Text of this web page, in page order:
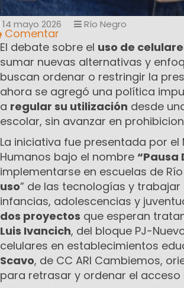
14 mayo 2026 Río Negro
Comentar
El debate sobre el uso de
sumar nuevas alternativas y
buscan ordenar o restringir la
ahora se agregó una política
a regular su utilización desde
escolar, sin avanzar en
La iniciativa fue presentada por el
Humanos bajo el nombre “Pausa
implementarse en escuelas de
uso” de las tecnologías y
infancias, adolescencias y
dos proyectos que esperan
Luis Ivancich, del bloque PJ-
celulares en establecimientos
Scavo, de CC ARI Cambiemos,
para retrasar y ordenar el